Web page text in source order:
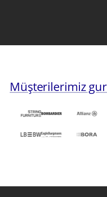
Müşterilerimiz